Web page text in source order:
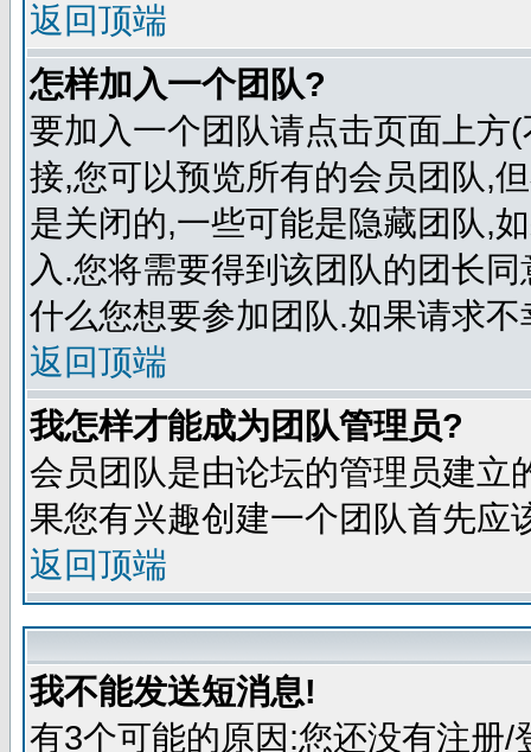
返回顶端
怎样加入一个团队?
要加入一个团队请点击页面上方
接,您可以预览所有的会员团队,
是关闭的,一些可能是隐藏团队,
入.您将需要得到该团队的团长
什么您想要参加团队.如果请求
返回顶端
我怎样才能成为团队管理员?
会员团队是由论坛的管理员建立
果您有兴趣创建一个团队首先应
返回顶端
我不能发送短消息!
有3个可能的原因:您还没有注册